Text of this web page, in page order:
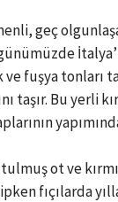
geç
fuşya tonları
taşır. Bu yerli
ot ve
fıçılarda